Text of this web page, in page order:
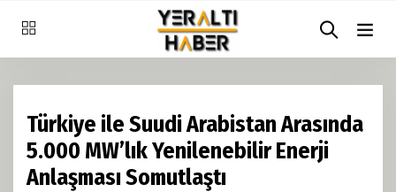
Türkiye ile Suudi Arabistan Arasında
5.000 MW’lık Yenilenebilir Enerji
Anlaşması Somutlaştı